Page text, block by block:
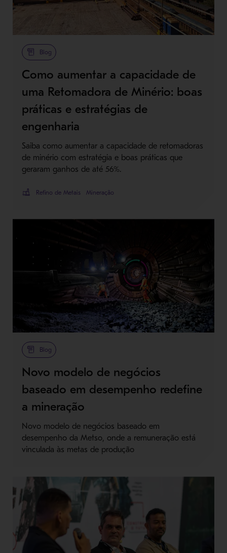
Blog
Como aumentar a capacidade de
uma Retomadora de Minério: boas
práticas e estratégias de
engenharia
Saiba como aumentar a capacidade de retomadoras
de minério com estratégia e boas práticas que
geraram ganhos de até 56%.
Refino de Metais Mineração
Blog
Novo modelo de negócios
baseado em desempenho redefine
a mineração
Novo modelo de negócios baseado em
desempenho da Metso, onde a remuneração está
vinculada às metas de produção